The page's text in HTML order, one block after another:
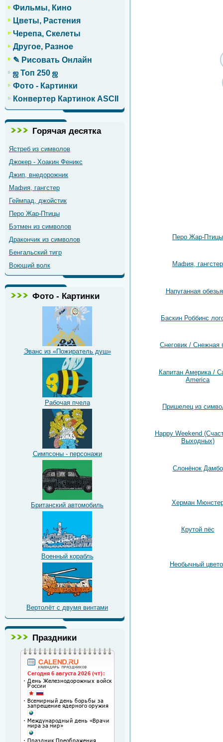
Фильмы, Кино
Цветы, Растения
Черепа, Скелеты
Другое, Разное
✎ Рисовать Онлайн
ஜ Топ 250 ஜ
Фото - Картинки
Конвертер Картинок ASCII
Горячая десятка
Ястреб из символов
Джокер - Хоакин Феникс
Джип, внедорожник
Мафия, гангстер
Геймпад, джойстик
Перо Жар-Птицы
Бэтмен из символов
Дракончик из символов
Бенгальский тигр
Воющий волк
Фото - Картинки
Эванс из «Пожиратель душ»
Рабочая пчела
Симпсоны - персонажи
Британский автомобиль
Военный корабль
Вертолёт с двумя винтами
Праздники
Перо Жар-Птицы
Мафия, гангстер
Напуганная
Баскин Роббинс
Снеговик / Снежная
Капитан Америка /
America
Пришелец из
Happy Weekend
Выходных)
Слонёнок Дамбо
Херман
Крутой пёс
Необычный